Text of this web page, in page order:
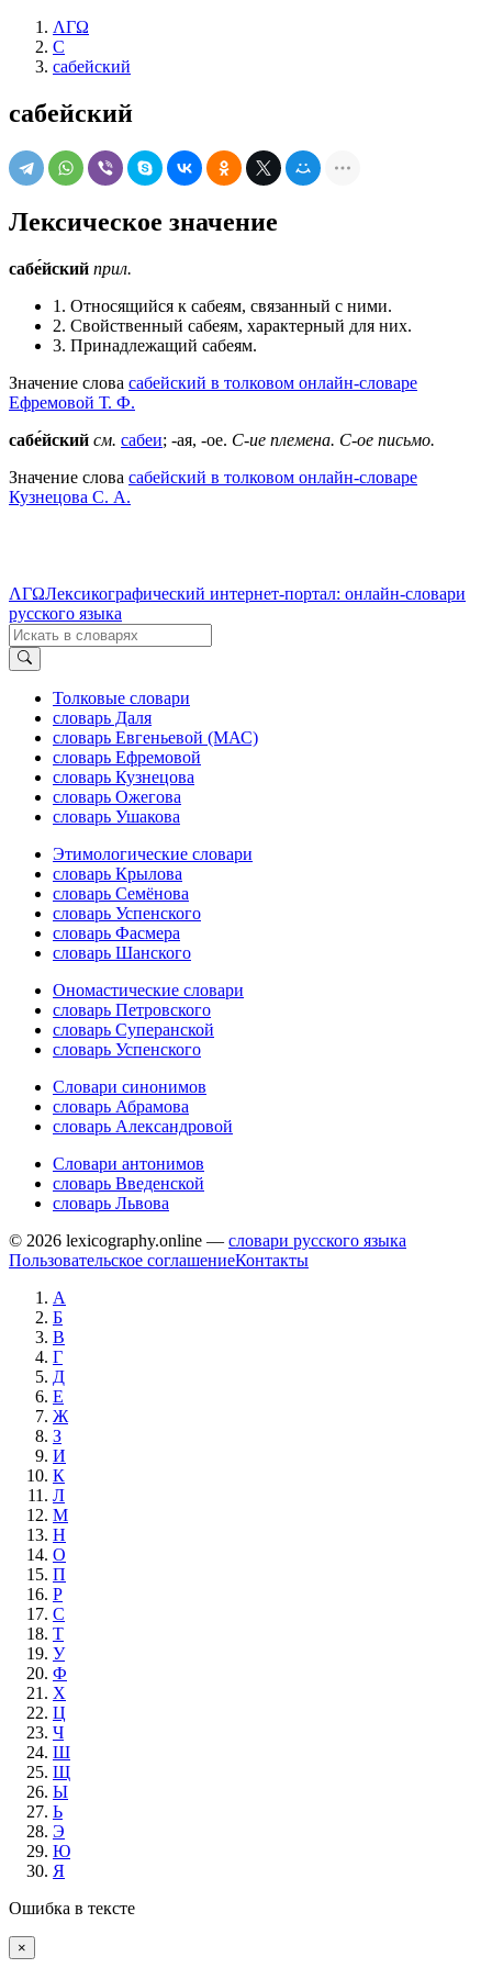
ΛΓΩ
С
сабейский
сабейский
Лексическое значение
сабе́йский прил.
1. Относящийся к сабеям, связанный с ними.
2. Свойственный сабеям, характерный для них.
3. Принадлежащий сабеям.
Значение слова сабейский в толковом онлайн-словаре
Ефремовой Т. Ф.
сабе́йский см. сабеи; -ая, -ое. С-ие племена. С-ое письмо.
Значение слова сабейский в толковом онлайн-словаре
Кузнецова С. А.
ΛΓΩЛексикографический интернет-портал: онлайн-словари
русского языка
Толковые словари
словарь Даля
словарь Евгеньевой (МАС)
словарь Ефремовой
словарь Кузнецова
словарь Ожегова
словарь Ушакова
Этимологические словари
словарь Крылова
словарь Семёнова
словарь Успенского
словарь Фасмера
словарь Шанского
Ономастические словари
словарь Петровского
словарь Суперанской
словарь Успенского
Словари синонимов
словарь Абрамова
словарь Александровой
Словари антонимов
словарь Введенской
словарь Львова
© 2026 lexicography.online — словари русского языка
Пользовательское соглашениеКонтакты
А
Б
В
Г
Д
Е
Ж
З
И
К
Л
М
Н
О
П
Р
С
Т
У
Ф
Х
Ц
Ч
Ш
Щ
Ы
Ь
Э
Ю
Я
Ошибка в тексте
×